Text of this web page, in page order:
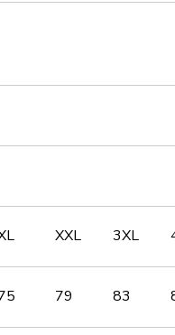
XXL 3XL
79 83